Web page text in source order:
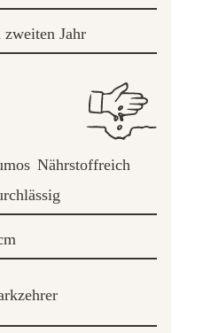
zweiten Jahr
Nährstoffreich